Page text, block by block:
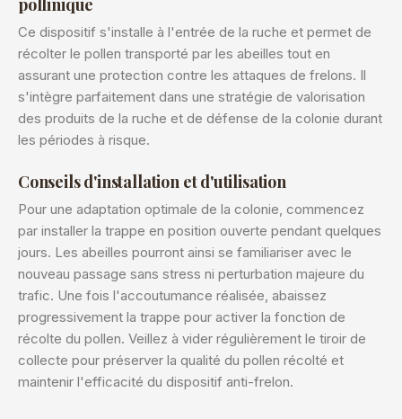
pollinique
Ce dispositif s'installe à l'entrée de la ruche et permet de
récolter le pollen transporté par les abeilles tout en
assurant une protection contre les attaques de frelons. Il
s'intègre parfaitement dans une stratégie de valorisation
des produits de la ruche et de défense de la colonie durant
les périodes à risque.
Conseils d'installation et d'utilisation
Pour une adaptation optimale de la colonie, commencez
par installer la trappe en position ouverte pendant quelques
jours. Les abeilles pourront ainsi se familiariser avec le
nouveau passage sans stress ni perturbation majeure du
trafic. Une fois l'accoutumance réalisée, abaissez
progressivement la trappe pour activer la fonction de
récolte du pollen. Veillez à vider régulièrement le tiroir de
collecte pour préserver la qualité du pollen récolté et
maintenir l'efficacité du dispositif anti-frelon.